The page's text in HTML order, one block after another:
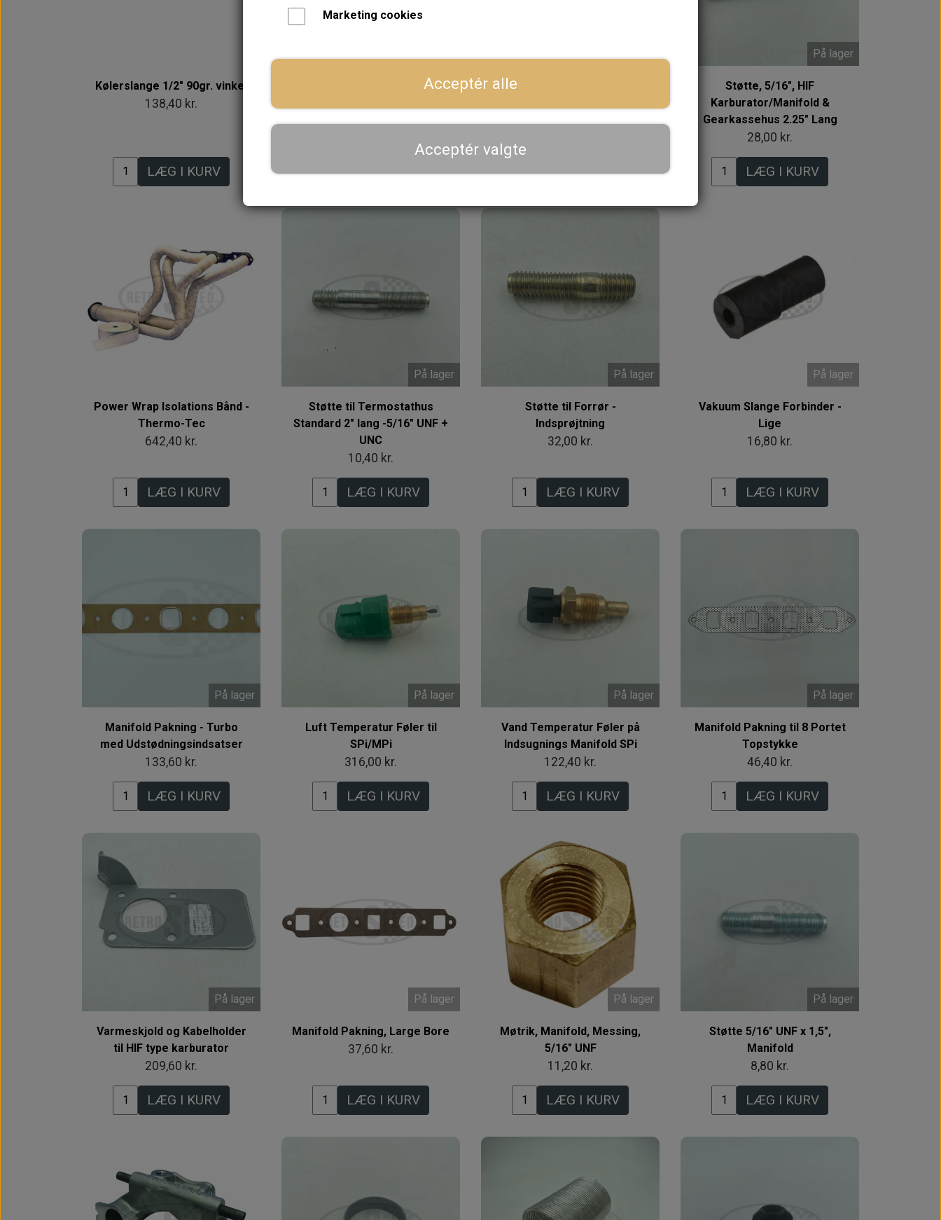
Kølerslange 1/2" 90gr. vinkel
138,40 kr.
LÆG I KURV
MANIFOLD TWIN INLET HS4/6
LÆG I KURV LÆG I KURV
På lager
Støtte, 5/16", HIF
Karburator/Manifold &
Gearkassehus 2.25" Lang
28,00 kr.
LÆG I KURV
Power Wrap Isolations Bånd -
Thermo-Tec
642,40 kr.
LÆG I KURV
På lager
Støtte til Termostathus
Standard 2" lang -5/16" UNF +
UNC
10,40 kr.
LÆG I KURV
På lager
Støtte til Forrør -
Indsprøjtning
32,00 kr.
LÆG I KURV
På lager
Vakuum Slange Forbinder -
Lige
16,80 kr.
LÆG I KURV
På lager
Manifold Pakning - Turbo
med Udstødningsindsatser
133,60 kr.
LÆG I KURV
På lager
Luft Temperatur Føler til
SPi/MPi
316,00 kr.
LÆG I KURV
På lager
Vand Temperatur Føler på
Indsugnings Manifold SPi
122,40 kr.
LÆG I KURV
På lager
Manifold Pakning til 8 Portet
Topstykke
46,40 kr.
LÆG I KURV
På lager
Varmeskjold og Kabelholder
til HIF type karburator
209,60 kr.
LÆG I KURV
På lager
Manifold Pakning, Large Bore
37,60 kr.
LÆG I KURV
På lager
Møtrik, Manifold, Messing,
5/16" UNF
11,20 kr.
LÆG I KURV
På lager
Støtte 5/16" UNF x 1,5",
Manifold
8,80 kr.
LÆG I KURV
Marketing cookies
Acceptér alle
Acceptér valgte